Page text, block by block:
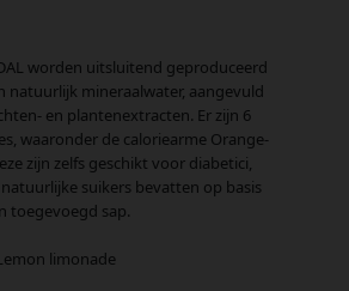
worden uitsluitend geproduceerd
natuurlijk mineraalwater, aangevuld
en plantenextracten. Er zijn 6
waaronder de caloriearme Orange-
zijn zelfs geschikt voor diabetici,
suikers bevatten op basis
toegevoegd sap.
limonade